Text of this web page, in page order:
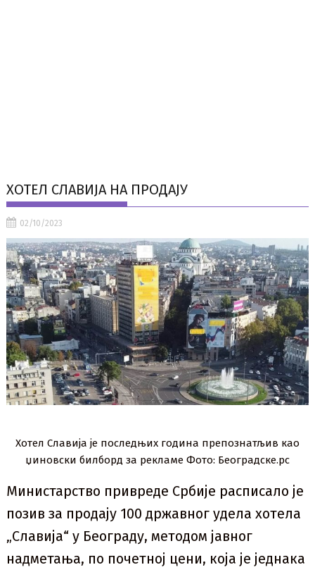
ХОТЕЛ СЛАВИЈА НА ПРОДАЈУ
02/10/2023
Хотел Славија је последњих година препознатљив као
џиновски билборд за рекламе Фото: Београдске.рс
Министарство привреде Србије расписало је
позив за продају 100 државног удела хотела
„Славија“ у Београду, методом јавног
надметања, по почетној цени, која је једнака